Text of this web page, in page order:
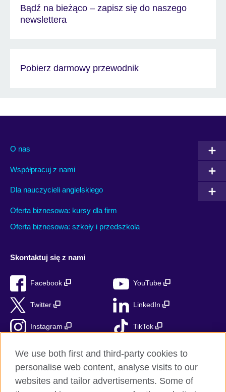
Bądź na bieżąco – zapisz się do naszego
newslettera
Pobierz darmowy przewodnik
O nas
Współpracuj z nami
Dla nauczycieli angielskiego
Oferta biznesowa: kursy dla firm
Oferta biznesowa: szkoły i przedszkola
Skontaktuj się z nami
Facebook YouTube
Twitter LinkedIn
Instagram TikTok
We use both first and third-party cookies to
personalise web content, analyse visits to our
websites and tailor advertisements. Some of